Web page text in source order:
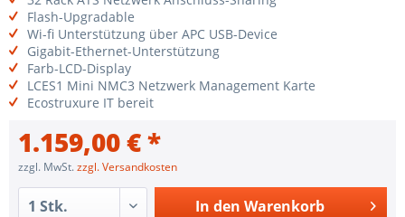
Flash-Upgradable
Wi-fi Unterstützung über APC USB-Device
Gigabit-Ethernet-Unterstützung
Farb-LCD-Display
LCES1 Mini NMC3 Netzwerk Management Karte
Ecostruxure IT bereit
1.159,00 € *
zzgl. MwSt.zzgl. Versandkosten
In den Warenkorb